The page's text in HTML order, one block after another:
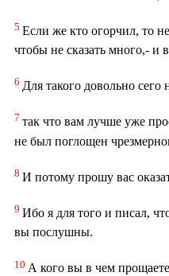
5 Если же кто огорчил, то
чтобы не сказать много,- и
6 Для такого довольно сего
7 так что вам лучше уже
не был поглощен
8 И потому прошу вас
9 Ибо я для того и писал,
вы послушны.
10 А кого вы в чем